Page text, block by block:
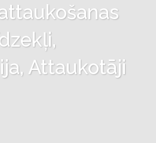
Attaukotāji